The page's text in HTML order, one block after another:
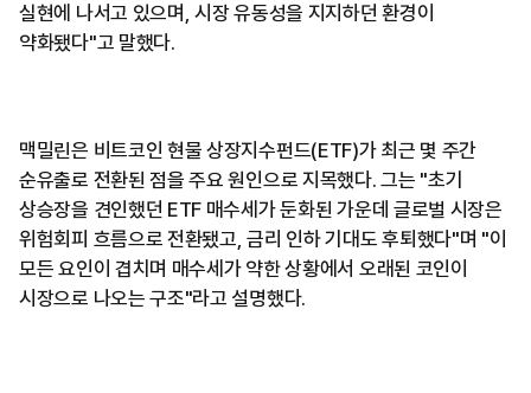
실현에 나서고 있으며, 시장 유동성을 지지하던 환경이
약화됐다"고 말했다.
맥밀린은 비트코인 현물 상장지수펀드(ETF)가 최근 몇 주간
순유출로 전환된 점을 주요 원인으로 지목했다. 그는 "초기
상승장을 견인했던 ETF 매수세가 둔화된 가운데 글로벌 시장은
위험회피 흐름으로 전환됐고, 금리 인하 기대도 후퇴했다"며 "이
모든 요인이 겹치며 매수세가 약한 상황에서 오래된 코인이
시장으로 나오는 구조"라고 설명했다.